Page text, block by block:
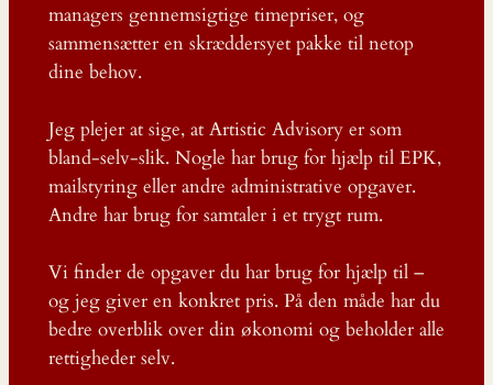
managers gennemsigtige timepriser, og
sammensætter en skræddersyet pakke til netop
dine behov.
Jeg plejer at sige, at Artistic Advisory er som
bland-selv-slik. Nogle har brug for hjælp til EPK,
mailstyring eller andre administrative opgaver.
Andre har brug for samtaler i et trygt rum.
Vi finder de opgaver du har brug for hjælp til –
og jeg giver en konkret pris. På den måde har du
bedre overblik over din økonomi og beholder alle
rettigheder selv.